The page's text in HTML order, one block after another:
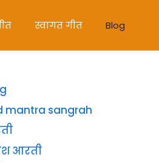
स्वागत गीत Blog
mantra sangrah
आरती